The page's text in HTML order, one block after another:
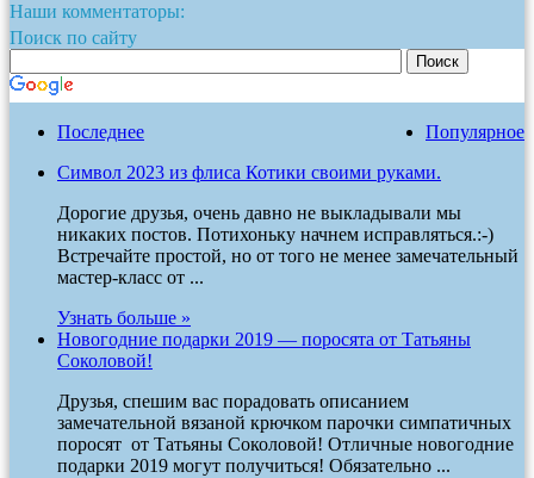
Наши комментаторы:
Поиск по сайту
Популярное
Последнее
Символ 2023 из флиса Котики своими руками.
Дорогие друзья, очень давно не выкладывали мы
никаких постов. Потихоньку начнем исправляться.:-)
Встречайте простой, но от того не менее замечательный
мастер-класс от ...
Узнать больше »
Новогодние подарки 2019 — поросята от Татьяны
Соколовой!
Друзья, спешим вас порадовать описанием
замечательной вязаной крючком парочки симпатичных
поросят от Татьяны Соколовой! Отличные новогодние
подарки 2019 могут получиться! Обязательно ...